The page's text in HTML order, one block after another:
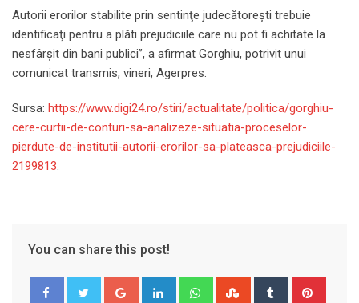
Autorii erorilor stabilite prin sentinţe judecătoreşti trebuie
identificaţi pentru a plăti prejudiciile care nu pot fi achitate la
nesfârşit din bani publici”, a afirmat Gorghiu, potrivit unui
comunicat transmis, vineri, Agerpres.
Sursa: https://www.digi24.ro/stiri/actualitate/politica/gorghiu-
cere-curtii-de-conturi-sa-analizeze-situatia-proceselor-
pierdute-de-institutii-autorii-erorilor-sa-plateasca-prejudiciile-
2199813.
You can share this post!
Google+ LinkedIn WhatsappStumbleUpon
Tumblr